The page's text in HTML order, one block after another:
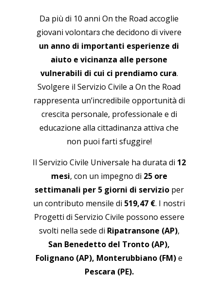
Da più di 10 anni On the Road accoglie
giovani volontarɜche decidono di vivere
un anno di importanti esperienze di
aiuto e vicinanza alle persone
vulnerabili di cui ci prendiamo cura.
Svolgere il Servizio Civile a On the Road
rappresenta un’incredibile opportunità di
crescita personale, professionale e di
educazione alla cittadinanza attiva che
non puoi farti sfuggire!
Il Servizio Civile Universale ha durata di 12
mesi, con un impegno di 25 ore
settimanali per 5 giorni di servizio per
un contributo mensile di 519,47 €. I nostri
Progetti di Servizio Civile possono essere
svolti nella sede di Ripatransone (AP),
San Benedetto del Tronto (AP),
Folignano (AP), Monterubbiano (FM)e
Pescara (PE).